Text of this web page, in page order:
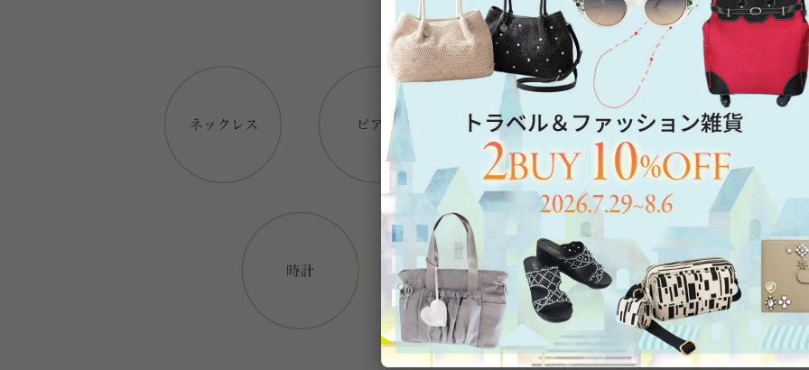
アイテムカテゴリー